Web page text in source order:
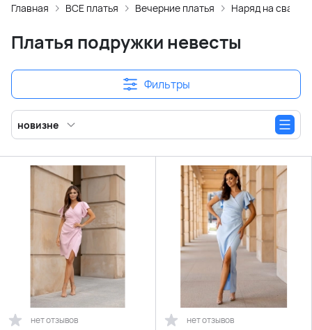
Главная ВСЕ платья Вечерние платья Наряд на
Платья подружки невесты
Фильтры
новизне
нет отзывов нет отзывов